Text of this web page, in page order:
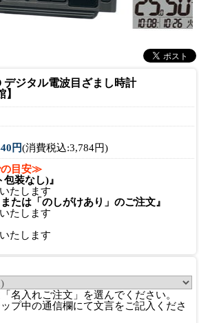
デジタル電波目ざまし時計
円(消費税込:3,784円)
の目安≫
装なし)』
たします
たは「のしがけあり」のご注文』
たします
たします
名入れご注文」を選んでください。
プ中の通信欄にて文言をご記入くださ